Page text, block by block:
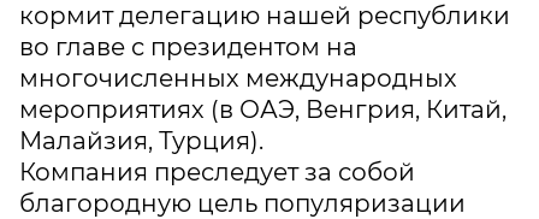
кормит делегацию нашей республики
во главе с президентом на
многочисленных международных
мероприятиях (в ОАЭ, Венгрия, Китай,
Малайзия, Турция).
Компания преследует за собой
благородную цель популяризации